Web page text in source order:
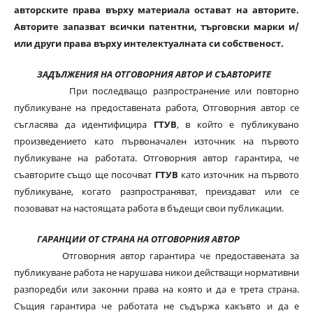
авторските права върху материала остават на авторите.
Авторите запазват всички патентни, търговски марки и/
или други права върху интелектуалната си собственост.
ЗАДЪЛЖЕНИЯ НА ОТГОВОРНИЯ АВТОР И СЪАВТОРИТЕ
При последващо разпространение или повторно
публикуване на предоставената работа, Отговорния автор се
съгласява да идентифицира ГТУВ, в който е публикувано
произведението като първоначален източник на първото
публикуване на работата. Отговорния автор гарантира, че
съавторите също ще посочват ГТУВ като източник на първото
публикуване, когато разпространяват, преиздават или се
позовават на настоящата работа в бъдещи свои публикации.
ГАРАНЦИИ ОТ СТРАНА НА ОТГОВОРНИЯ АВТОР
Отговорния автор гарантира че предоставената за
публикуване работа не нарушава никои действащи нормативни
разпоредби или законни права на която и да е трета страна.
Същия гарантира че работата не съдържа какъвто и да е